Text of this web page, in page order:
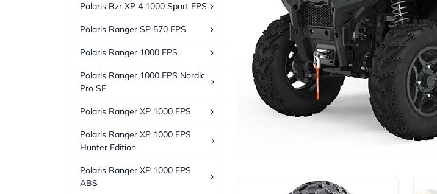
Polaris Rzr XP 4 1000 Sport EPS
Polaris Ranger SP 570 EPS
Polaris Ranger 1000 EPS
Polaris Ranger 1000 EPS Nordic
Pro SE
Polaris Ranger XP 1000 EPS
Polaris Ranger XP 1000 EPS
Hunter Edition
Polaris Ranger XP 1000 EPS
ABS